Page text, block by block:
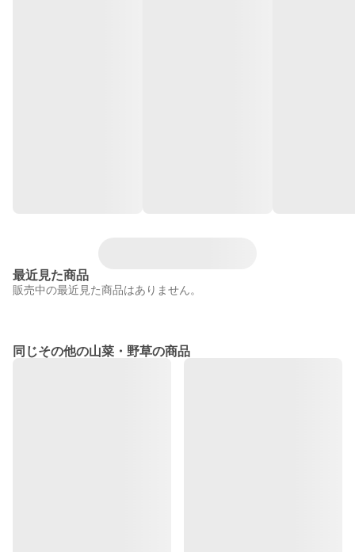
最近見た商品
販売中の最近見た商品はありません。
同じその他の山菜・野草の商品